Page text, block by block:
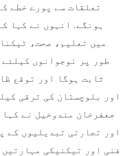
تعلقات سے پورے خطے
ہونگے. انہوں نے کہا
میں تعلیم، صحت،
طور پر نوجوانوں
ثابت ہوگا اور توقع
اور بلوچستان کی ترقی
جعفرخان مندوخیل نے
اور تجارتی تبدیلیوں کے
فنی اور تیکنیکی